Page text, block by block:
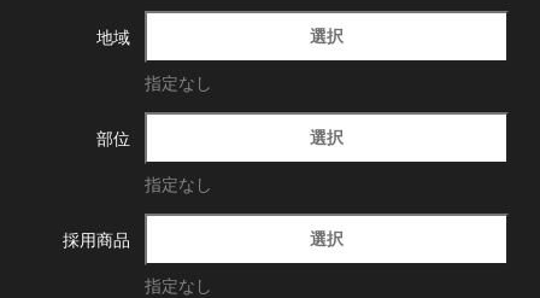
地域 選択
指定なし
部位 選択
指定なし
採用商品 選択
指定なし